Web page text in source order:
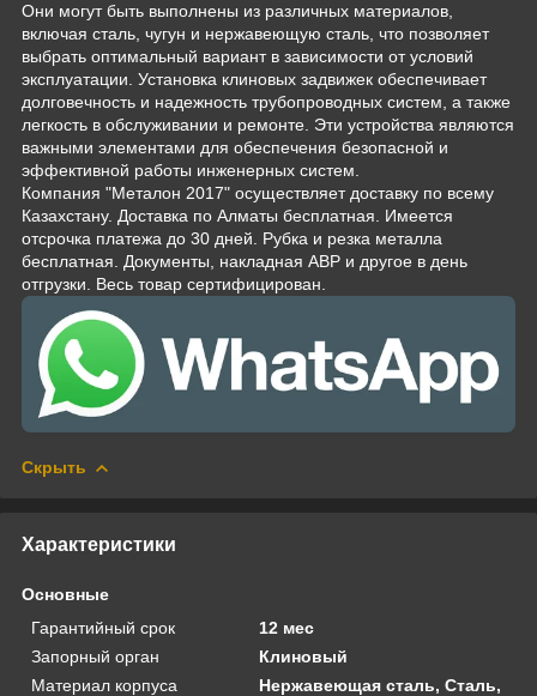
Они могут быть выполнены из различных материалов,
включая сталь, чугун и нержавеющую сталь, что позволяет
выбрать оптимальный вариант в зависимости от условий
эксплуатации. Установка клиновых задвижек обеспечивает
долговечность и надежность трубопроводных систем, а также
легкость в обслуживании и ремонте. Эти устройства являются
важными элементами для обеспечения безопасной и
эффективной работы инженерных систем.
Компания "Металон 2017" осуществляет доставку по всему
Казахстану. Доставка по Алматы бесплатная. Имеется
отсрочка платежа до 30 дней. Рубка и резка металла
бесплатная. Документы, накладная АВР и другое в день
отгрузки. Весь товар сертифицирован.
Скрыть
Характеристики
Основные
Гарантийный срок
12 мес
Запорный орган
Клиновый
Материал корпуса
Нержавеющая сталь, Сталь,